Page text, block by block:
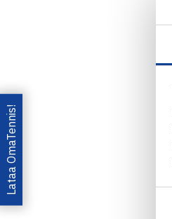
Lataa OmaTennis!